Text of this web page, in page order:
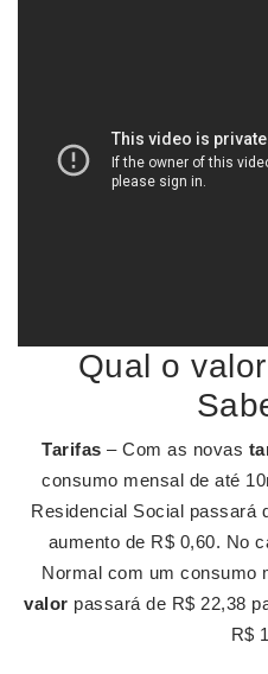
Qual o
Tarifas – Com as novas
consumo mensal de até
Residencial Social passará
aumento de R$ 0,60. No
Normal com um consumo
valor passará de R$ 22,38
R$